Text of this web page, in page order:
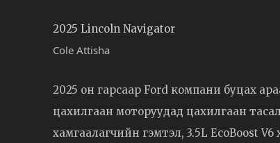
2025 Lincoln Navigator
Cole Attisha
2025 он гарсаар Ford компани буцах
цахилгаан моторуудад цахилгаан
хамгаалагчийн гэмтэл, 3.5L EcoBoost